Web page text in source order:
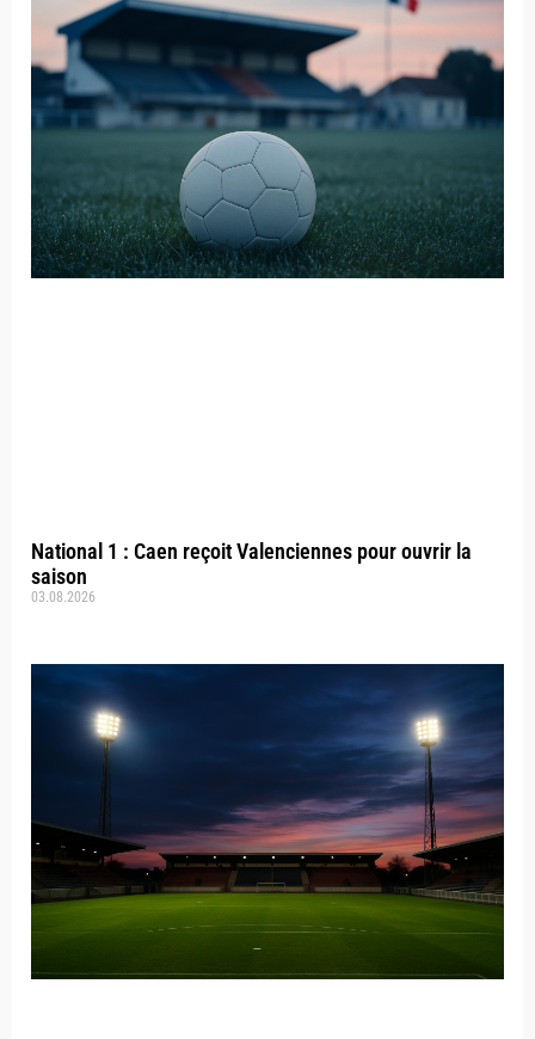
National 1 : Caen reçoit Valenciennes pour ouvrir la
saison
03.08.2026